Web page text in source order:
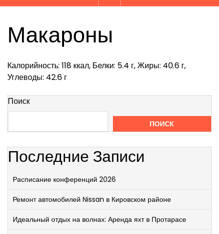
Макароны
Калорийность: 118 ккал, Белки: 5.4 г, Жиры: 40.6 г,
Углеводы: 42.6 г
Поиск
ПОИСК
Последние Записи
Расписание конференций 2026
Ремонт автомобилей Nissan в Кировском районе
Идеальный отдых на волнах: Аренда яхт в Протарасе